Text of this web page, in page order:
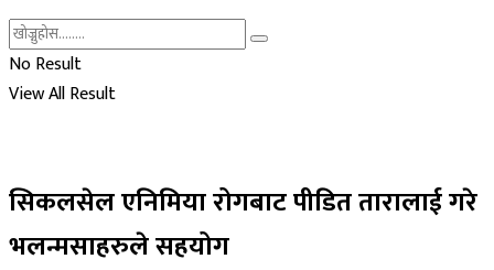
No Result
View All Result
सिकलसेल एनिमिया रोगबाट पीडित तारालाई गरे
भलन्मसाहरुले सहयोग